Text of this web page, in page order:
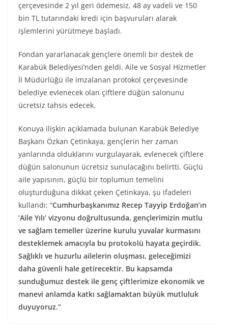
çerçevesinde 2 yıl geri ödemesiz, 48 ay vadeli ve 150
bin TL tutarındaki kredi için başvuruları alarak
işlemlerini yürütmeye başladı.
Fondan yararlanacak gençlere önemli bir destek de
Karabük Belediyesi’nden geldi. Aile ve Sosyal Hizmetler
İl Müdürlüğü ile imzalanan protokol çerçevesinde
belediye evlenecek olan çiftlere düğün salonunu
ücretsiz tahsis edecek.
Konuya ilişkin açıklamada bulunan Karabük Belediye
Başkanı Özkan Çetinkaya, gençlerin her zaman
yanlarında olduklarını vurgulayarak, evlenecek çiftlere
düğün salonunun ücretsiz sunulacağını belirtti. Güçlü
aile yapısının, güçlü bir toplumun temelini
oluşturduğuna dikkat çeken Çetinkaya, şu ifadeleri
kullandı: “Cumhurbaşkanımız Recep Tayyip Erdoğan’ın
‘Aile Yılı’ vizyonu doğrultusunda, gençlerimizin mutlu
ve sağlam temeller üzerine kurulu yuvalar kurmasını
desteklemek amacıyla bu protokolü hayata geçirdik.
Sağlıklı ve huzurlu ailelerin oluşması, geleceğimizi
daha güvenli hale getirecektir. Bu kapsamda
sunduğumuz destek ile genç çiftlerimize ekonomik ve
manevi anlamda katkı sağlamaktan büyük mutluluk
duyuyoruz.”